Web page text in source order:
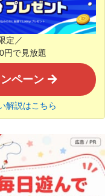
定／
円で見放題
ペーン
解説はこちら